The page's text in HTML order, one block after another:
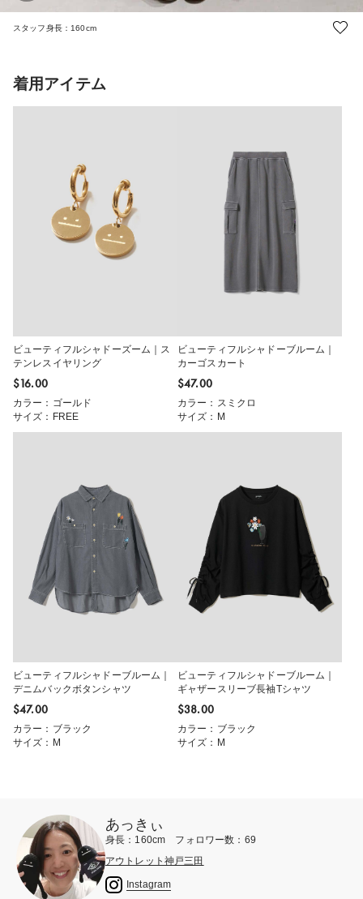
スタッフ身長：160cm
着用アイテム
ビューティフルシャドーズーム｜ス
テンレスイヤリング
$‌16.00
カラー：ゴールド
サイズ：FREE
ビューティフルシャドーブルーム｜
カーゴスカート
$‌47.00
カラー：スミクロ
サイズ：M
ビューティフルシャドーブルーム｜
デニムバックボタンシャツ
$‌47.00
カラー：ブラック
サイズ：M
ビューティフルシャドーブルーム｜
ギャザースリーブ長袖Tシャツ
$‌38.00
カラー：ブラック
サイズ：M
あっきぃ
身長：160cm フォロワー数：69
アウトレット神戸三田
Instagram